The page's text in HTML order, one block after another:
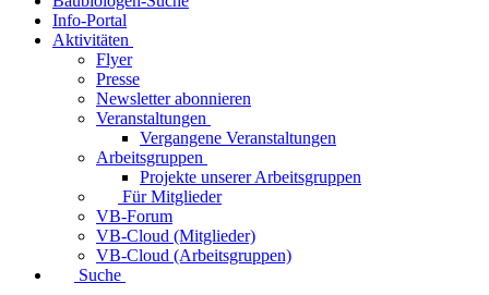
Info-Portal
Aktivitäten
Flyer
Presse
Newsletter abonnieren
Veranstaltungen
Vergangene Veranstaltungen
Arbeitsgruppen
Projekte unserer Arbeitsgruppen
Für Mitglieder
VB-Forum
VB-Cloud (Mitglieder)
VB-Cloud (Arbeitsgruppen)
Suche